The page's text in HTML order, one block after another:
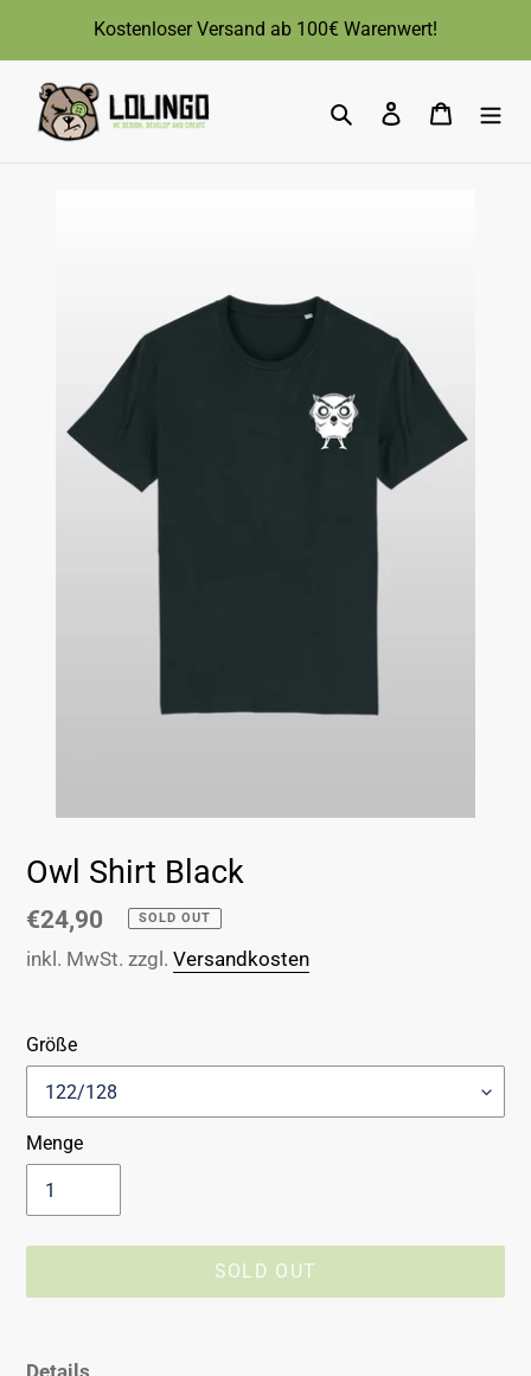
Inhalt
Kostenloser Versand ab 100€ Warenwert!
SuchenEinloggen
Owl Shirt Black
Normaler
Preis
€24,90 SOLD OUT
inkl. MwSt. zzgl. Versandkosten
Größe
Menge
SOLD OUT
wird